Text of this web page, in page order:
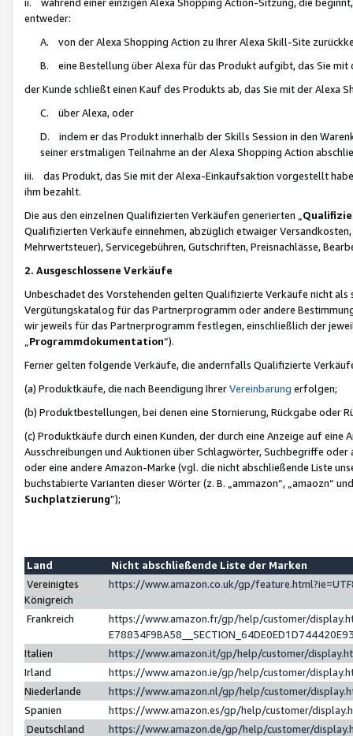
entweder:
A. von der Alexa Shopping Action zu Ihrer Alexa Skill-Site
B. eine Bestellung über Alexa für das Produkt aufgibt, das Sie mit
der Kunde schließt einen Kauf des Produkts ab, das Sie mit der Alexa
C. über Alexa, oder
D. indem er das Produkt innerhalb der Skills Session in den
seiner erstmaligen Teilnahme an der Alexa Shopping Action
iii. das Produkt, das Sie mit der Alexa-Einkaufsaktion vorgestellt
ihm bezahlt.
Die aus den einzelnen Qualifizierten Verkäufen generierten „
Qualifizierten Verkäufe einnehmen, abzüglich etwaiger
Mehrwertsteuer), Servicegebühren, Gutschriften, Preisnachlässe,
2. Ausgeschlossene Verkäufe
Unbeschadet des Vorstehenden gelten Qualifizierte Verkäufe nicht
Vergütungskatalog für das Partnerprogramm oder andere
wir jeweils für das Partnerprogramm festlegen, einschließlich der
Programmdokumentation“).
Ferner gelten folgende Verkäufe, die andernfalls Qualifizierte
(a) Produktkäufe, die nach Beendigung IhrerVereinbarung erfolgen;
(b) Produktbestellungen, bei denen eine Stornierung, Rückgabe oder
(c) Produktkäufe durch einen Kunden, der durch eine Anzeige auf
Ausschreibungen und Auktionen über Schlagwörter, Suchbegriffe
oder eine andere Amazon-Marke (vgl. die nicht abschließende Liste
buchstabierte Varianten dieser Wörter (z. B. „ammazon“, „amaozn“
Suchplatzierung”);
Land
Nicht abschließende Liste der Marken
Vereinigtes
Königreich
https://www.amazon.co.uk/gp/
Frankreich
https://www.amazon.fr/gp/help/customer/
Italien
https://www.amazon.it/gp/help/customer/
Irland
https://www.amazon.ie/gp/help/customer/
Niederlande
https://www.amazon.nl/gp/help/customer/
Spanien
https://www.amazon.es/gp/help/customer/
Deutschland
https://www.amazon.de/gp/help/customer/